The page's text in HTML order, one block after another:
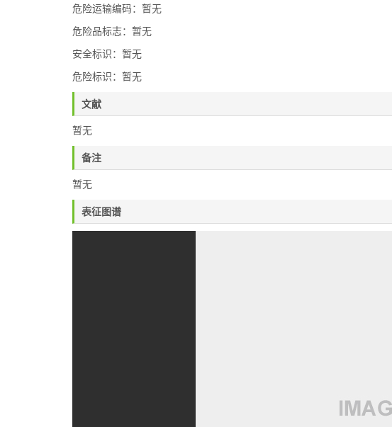
危险运输编码：暂无
危险品标志：暂无
安全标识：暂无
危险标识：暂无
文献
暂无
备注
暂无
表征图谱